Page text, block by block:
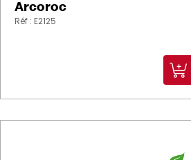
Arcoroc
Réf : E2125